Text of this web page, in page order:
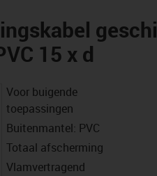
15 x d
Voor buigende
toepassingen
Buitenmantel: PVC
Totaal afscherming
Vlamvertragend